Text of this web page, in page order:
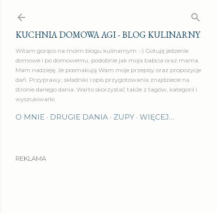
KUCHNIA DOMOWA AGI - BLOG KULINARNY
Witam gorąco na moim blogu kulinarnym :-) Gotuję jedzenie
domowe i po domowemu, podobnie jak moja babcia oraz mama.
Mam nadzieję, że posmakują Wam moje przepisy oraz propozycje
dań. Przyprawy, składniki i opis przygotowania znajdziecie na
stronie danego dania. Warto skorzystać także z tagów, kategorii i
wyszukiwarki.
O MNIE DRUGIE DANIA ZUPY WIĘCEJ…
REKLAMA